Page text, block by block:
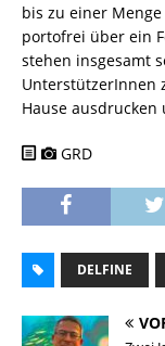
bis zu einer
portofrei über ein
stehen insgesamt
UnterstützerInnen
Hause
GRD
DELFINE